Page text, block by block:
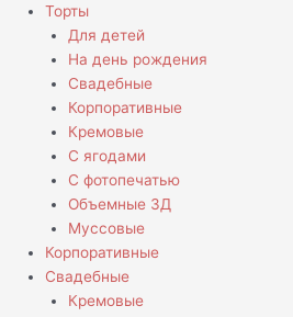
Торты
Для детей
На день рождения
Свадебные
Корпоративные
Кремовые
С ягодами
С фотопечатью
Объемные 3Д
Муссовые
Корпоративные
Свадебные
Кремовые